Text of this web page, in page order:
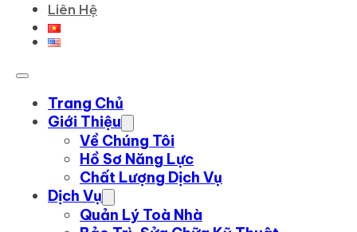
Liên Hệ
Trang Chủ
Giới Thiệu
Về Chúng Tôi
Hồ Sơ Năng Lực
Chất Lượng Dịch Vụ
Dịch Vụ
Quản Lý Toà Nhà